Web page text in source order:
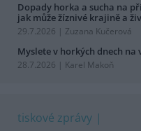
Dopady horka a sucha na
jak může žíznivé krajině a
29.7.2026 | Zuzana Kučerová
Myslete v horkých dnech
28.7.2026 | Karel Makoň
tiskové zprávy